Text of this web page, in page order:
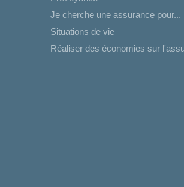
Je cherche une assurance pour...
Situations de vie
Réaliser des économies sur